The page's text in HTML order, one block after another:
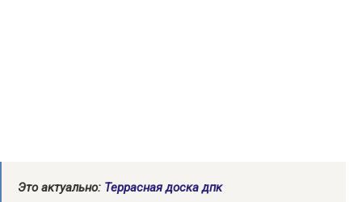
Это актуально: Террасная доска дпк